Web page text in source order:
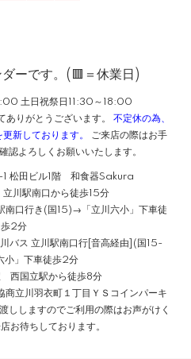
ーです。(🟥＝休業日)
土日祝祭日11:30～18:00
りがとうございます。 不定休の為、
新しております。
ご来店の際はお手
認よろしくお願いいたします。
1 松田ビル1階 和食器Sakura
川駅南口から徒歩15分
南口行き(国15)→「立川六小」下車徒
歩2分
バス 立川駅南口行[音高経由](国15-
小」下車徒歩2分
西国立駅から徒歩8分
立川羽衣町１丁目ＹＳコインパーキ
ししますのでご利用の際はお声がけく
お待ちしております。